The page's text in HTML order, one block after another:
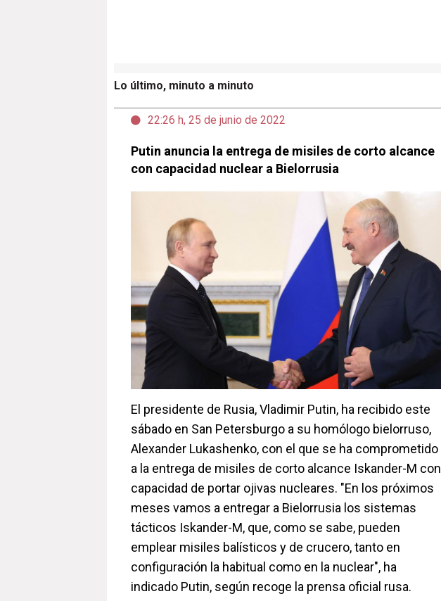
Lo último, minuto a minuto
22:26 h, 25 de junio de 2022
Putin anuncia la entrega de misiles de corto alcance
con capacidad nuclear a Bielorrusia
El presidente de Rusia, Vladimir Putin, ha recibido este
sábado en San Petersburgo a su homólogo bielorruso,
Alexander Lukashenko, con el que se ha comprometido
a la entrega de misiles de corto alcance Iskander-M con
capacidad de portar ojivas nucleares. "En los próximos
meses vamos a entregar a Bielorrusia los sistemas
tácticos Iskander-M, que, como se sabe, pueden
emplear misiles balísticos y de crucero, tanto en
configuración la habitual como en la nuclear", ha
indicado Putin, según recoge la prensa oficial rusa.